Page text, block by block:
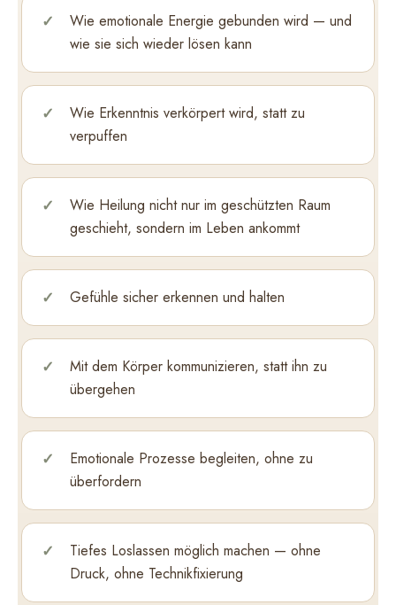
Wie emotionale Energie gebunden wird — und
wie sie sich wieder lösen kann
Wie Erkenntnis verkörpert wird, statt zu
verpuffen
Wie Heilung nicht nur im geschützten Raum
geschieht, sondern im Leben ankommt
Gefühle sicher erkennen und halten
Mit dem Körper kommunizieren, statt ihn zu
übergehen
Emotionale Prozesse begleiten, ohne zu
überfordern
Tiefes Loslassen möglich machen — ohne
Druck, ohne Technikfixierung